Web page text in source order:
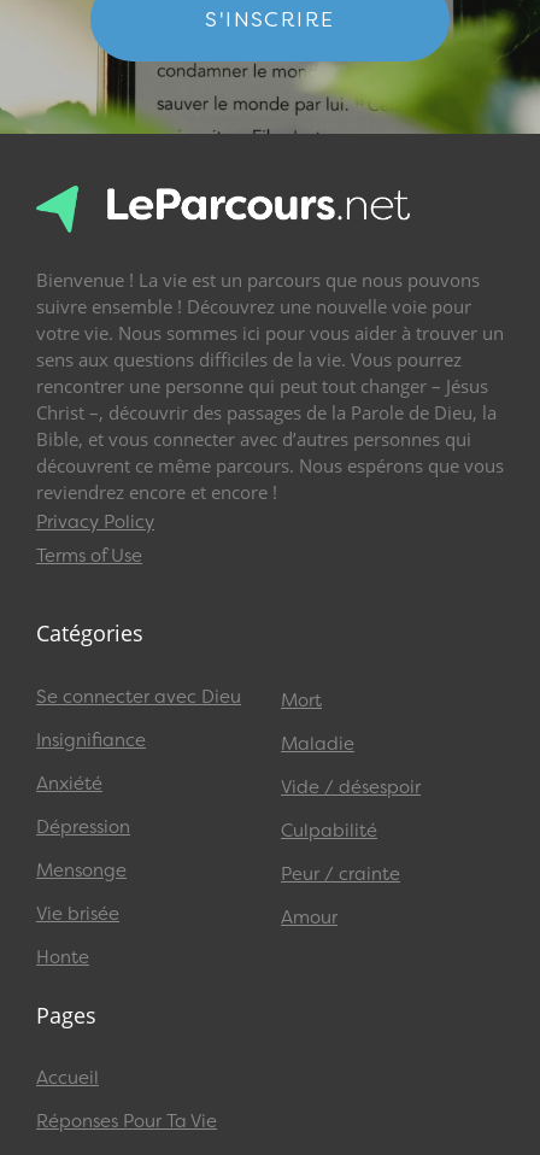
S'INSCRIRE
Bienvenue ! La vie est un parcours que nous pouvons
suivre ensemble ! Découvrez une nouvelle voie pour
votre vie. Nous sommes ici pour vous aider à trouver un
sens aux questions difficiles de la vie. Vous pourrez
rencontrer une personne qui peut tout changer – Jésus
Christ –, découvrir des passages de la Parole de Dieu, la
Bible, et vous connecter avec d’autres personnes qui
découvrent ce même parcours. Nous espérons que vous
reviendrez encore et encore !
Privacy Policy
Terms of Use
Catégories
Se connecter avec Dieu
Insignifiance
Anxiété
Dépression
Mensonge
Vie brisée
Honte
Mort
Maladie
Vide / désespoir
Culpabilité
Peur / crainte
Amour
Pages
Accueil
Réponses Pour Ta Vie